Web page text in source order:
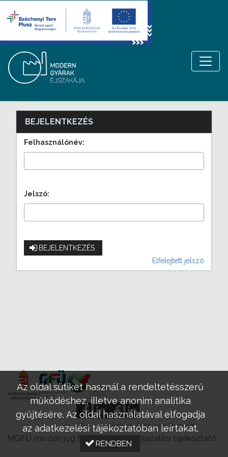
BEJELENTKEZÉS
Felhasználónév:
Jelszó:
BEJELENTKEZÉS
Elfelejtett jelszó
GFÜ Modern Mintaüzem Program
MGFÜ minden jog fenntartva |Adatkezelési tájékoztató
Az oldal sütiket használ a rendeltetésszerű
működéshez, illetve anonim analitika
gyűjtésére. Az oldal használatával elfogadja
az adatkezelési tájékoztatóban leírtakat.
RENDBEN